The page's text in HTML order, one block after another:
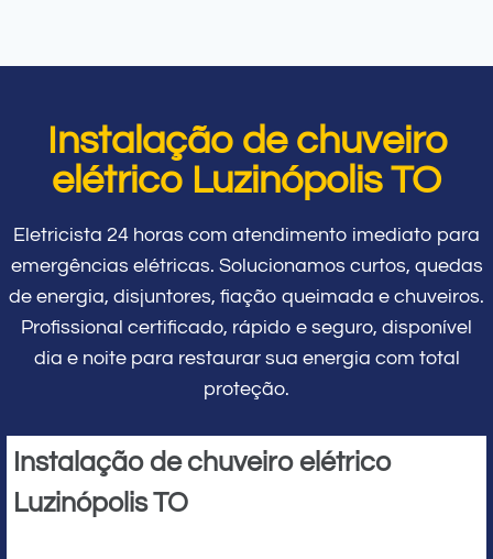
Instalação de chuveiro
elétrico Luzinópolis TO
Eletricista 24 horas com atendimento imediato para
emergências elétricas. Solucionamos curtos, quedas
de energia, disjuntores, fiação queimada e chuveiros.
Profissional certificado, rápido e seguro, disponível
dia e noite para restaurar sua energia com total
proteção.
Instalação de chuveiro elétrico
Luzinópolis TO